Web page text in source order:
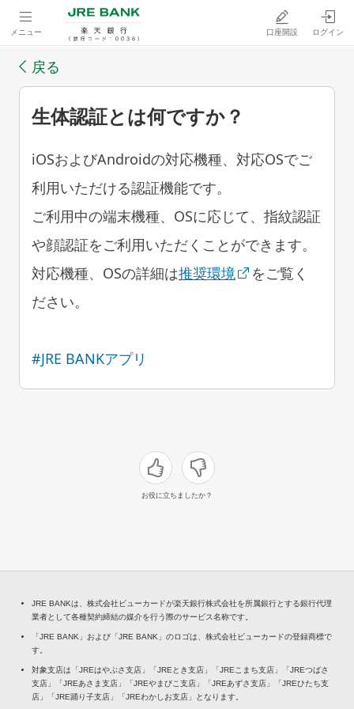
メニュー 口座開設 ログイン
戻る
生体認証とは何ですか？
iOSおよびAndroidの対応機種、対応OSでご
利用いただける認証機能です。
ご利用中の端末機種、OSに応じて、指紋認証
や顔認証をご利用いただくことができます。
対応機種、OSの詳細は推奨環境
をご覧く
ださい。
#JRE BANKアプリ
お役に立ちましたか？
JRE BANKは、株式会社ビューカードが楽天銀行株式会社を所属銀行とする銀行代理
業者として各種契約締結の媒介を行う際のサービス名称です。
「JRE BANK」および「JRE BANK」のロゴは、株式会社ビューカードの登録商標で
す。
対象支店は「JREはやぶさ支店」「JREとき支店」「JREこまち支店」「JREつばさ
支店」「JREあさま支店」「JREやまびこ支店」「JREあずさ支店」「JREひたち支
店」「JRE踊り子支店」「JREわかしお支店」となります。